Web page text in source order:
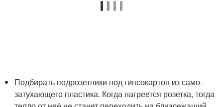
Подбирать подрозетники под гипсокартон из само-
затухающего пластика. Когда нагреется розетка, тогда